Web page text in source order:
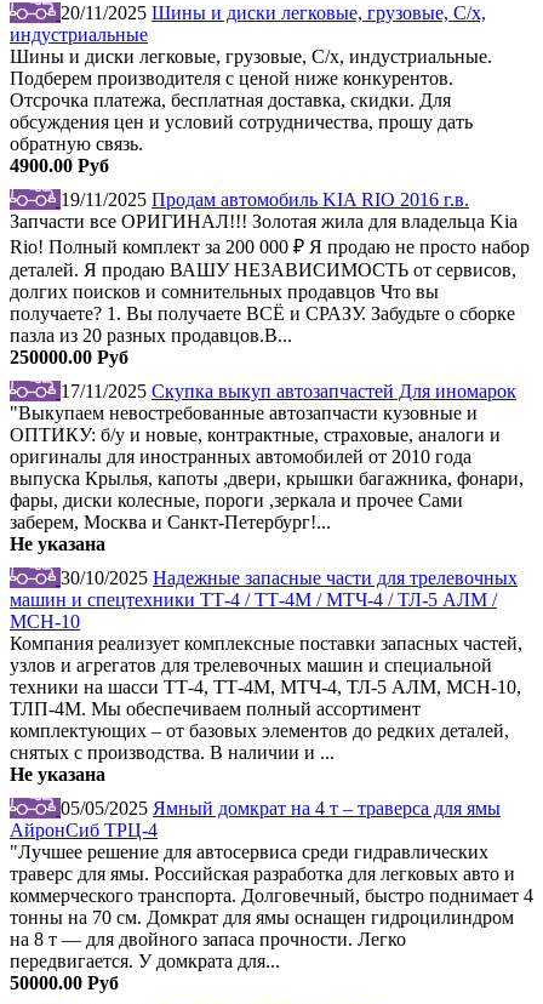
20/11/2025 Шины и диски легковые, грузовые, С/х,
индустриальные
Шины и диски легковые, грузовые, С/х, индустриальные.
Подберем производителя с ценой ниже конкурентов.
Отсрочка платежа, бесплатная доставка, скидки. Для
обсуждения цен и условий сотрудничества, прошу дать
обратную связь.
4900.00 Руб
19/11/2025 Продам автомобиль KIA RIO 2016 г.в.
Запчасти все ОРИГИНАЛ!!! Золотая жила для владельца Kia
Rio! Полный комплект за 200 000 ₽ Я продаю не просто набор
деталей. Я продаю ВАШУ НЕЗАВИСИМОСТЬ от сервисов,
долгих поисков и сомнительных продавцов Что вы
получаете? 1. Вы получаете ВСЁ и СРАЗУ. Забудьте о сборке
пазла из 20 разных продавцов.В...
250000.00 Руб
17/11/2025 Скупка выкуп автозапчастей Для иномарок
"Выкупаем невостребованные автозапчасти кузовные и
ОПТИКУ: б/у и новые, контрактные, страховые, аналоги и
оригиналы для иностранных автомобилей от 2010 года
выпуска Крылья, капоты ,двери, крышки багажника, фонари,
фары, диски колесные, пороги ,зеркала и прочее Сами
заберем, Москва и Санкт-Петербург!...
Не указана
30/10/2025 Надежные запасные части для трелевочных
машин и спецтехники ТТ-4 / ТТ-4М / МТЧ-4 / ТЛ-5 АЛМ /
МСН-10
Компания реализует комплексные поставки запасных частей,
узлов и агрегатов для трелевочных машин и специальной
техники на шасси ТТ-4, ТТ-4М, МТЧ-4, ТЛ-5 АЛМ, МСН-10,
ТЛП-4М. Мы обеспечиваем полный ассортимент
комплектующих – от базовых элементов до редких деталей,
снятых с производства. В наличии и ...
Не указана
05/05/2025 Ямный домкрат на 4 т – траверса для ямы
АйронСиб ТРЦ-4
"Лучшее решение для автосервиса среди гидравлических
траверс для ямы. Российская разработка для легковых авто и
коммерческого транспорта. Долговечный, быстро поднимает 4
тонны на 70 см. Домкрат для ямы оснащен гидроцилиндром
на 8 т — для двойного запаса прочности. Легко
передвигается. У домкрата для...
50000.00 Руб